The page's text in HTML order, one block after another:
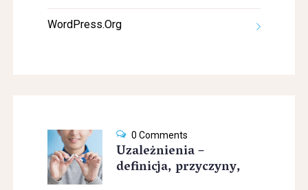
WordPress.org
0 Comments
Uzależnienia –
definicja, przyczyny,